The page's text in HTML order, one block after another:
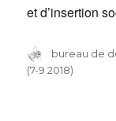
et d’insertion
Auteur
bureau de
(7-9 2018)